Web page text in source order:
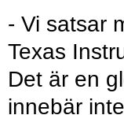
- Vi satsar
Texas
Det är en
innebär